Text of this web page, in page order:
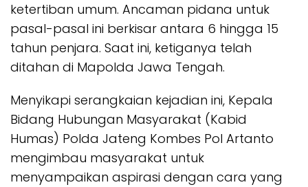
ketertiban umum. Ancaman pidana untuk
pasal-pasal ini berkisar antara 6 hingga 15
tahun penjara. Saat ini, ketiganya telah
ditahan di Mapolda Jawa Tengah.
Menyikapi serangkaian kejadian ini, Kepala
Bidang Hubungan Masyarakat (Kabid
Humas) Polda Jateng Kombes Pol Artanto
mengimbau masyarakat untuk
menyampaikan aspirasi dengan cara yang